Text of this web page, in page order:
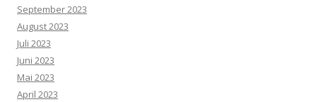
September 2023
August 2023
Juli 2023
Juni 2023
Mai 2023
April 2023